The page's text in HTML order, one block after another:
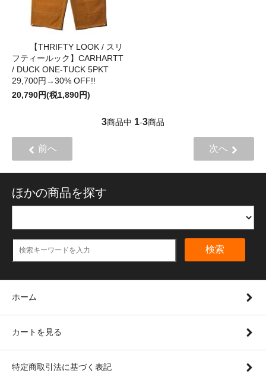
【THRIFTY LOOK / スリ
フティールック】CARHARTT
/ DUCK ONE-TUCK 5PKT
29,700円→30% OFF!!
20,790円(税1,890円)
3商品中 1-3商品
前へ 次へ
ほかの商品を探す
検索
ホーム
カートを見る
特定商取引法に基づく表記